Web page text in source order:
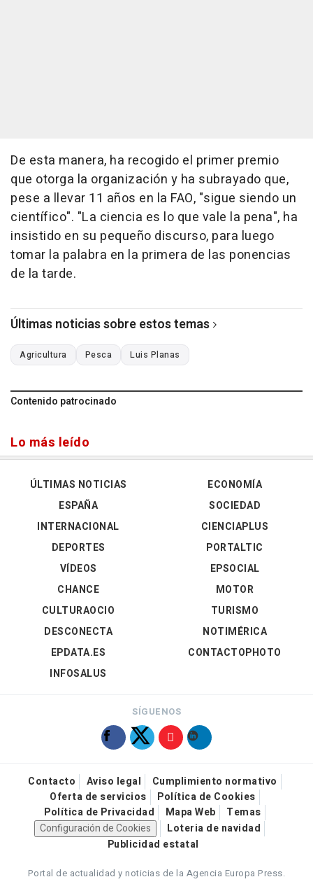
De esta manera, ha recogido el primer premio
que otorga la organización y ha subrayado que,
pese a llevar 11 años en la FAO, "sigue siendo un
científico". "La ciencia es lo que vale la pena", ha
insistido en su pequeño discurso, para luego
tomar la palabra en la primera de las ponencias
de la tarde.
Últimas noticias sobre estos temas
Agricultura Pesca Luis Planas
Contenido patrocinado
Lo más leído
ÚLTIMAS NOTICIAS
ESPAÑA
INTERNACIONAL
DEPORTES
VÍDEOS
ECONOMÍA
SOCIEDAD
CIENCIAPLUS
PORTALTIC
EPSOCIAL
CHANCE
CULTURAOCIO
DESCONECTA
EPDATA.ES
INFOSALUS
MOTOR
TURISMO
NOTIMÉRICA
CONTACTOPHOTO
SÍGUENOS
Contacto Aviso legal
Cumplimiento normativo
Oferta de servicios
Política de Cookies
Política de Privacidad
Mapa Web
Temas
Configuración de Cookies
Loteria de navidad
Publicidad estatal
Portal de actualidad y noticias de la Agencia Europa Press.